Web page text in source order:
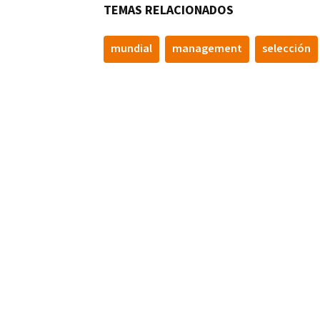
TEMAS RELACIONADOS
mundial management selección